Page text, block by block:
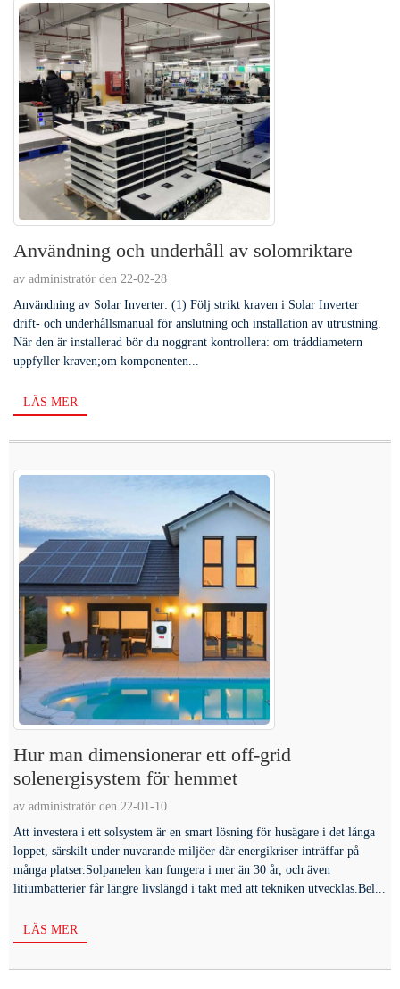
Användning och underhåll av solomriktare
av administratör den 22-02-28
Användning av Solar Inverter: (1) Följ strikt kraven i Solar Inverter
drift- och underhållsmanual för anslutning och installation av utrustning.
När den är installerad bör du noggrant kontrollera: om tråddiametern
uppfyller kraven;om komponenten...
LÄS MER
Hur man dimensionerar ett off-grid
solenergisystem för hemmet
av administratör den 22-01-10
Att investera i ett solsystem är en smart lösning för husägare i det långa
loppet, särskilt under nuvarande miljöer där energikriser inträffar på
många platser.Solpanelen kan fungera i mer än 30 år, och även
litiumbatterier får längre livslängd i takt med att tekniken utvecklas.Bel...
LÄS MER